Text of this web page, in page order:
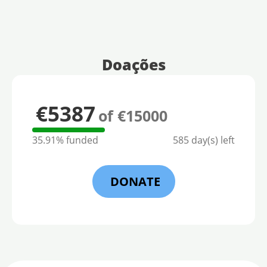
Doações
€5387 of €15000
35.91% funded 585 day(s) left
DONATE